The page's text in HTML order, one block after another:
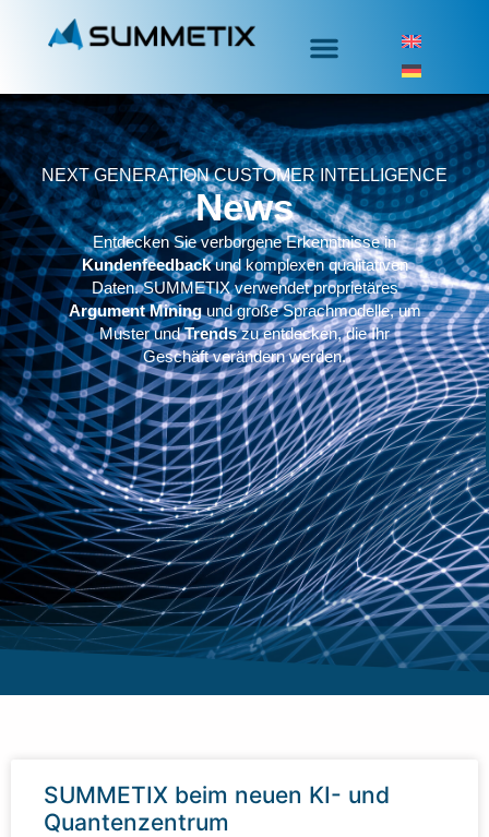
NEXT GENERATION CUSTOMER INTELLIGENCE
News
Entdecken Sie verborgene Erkenntnisse in
Kundenfeedbackund komplexen qualitativen
Daten. SUMMETIX verwendet proprietäres
Argument Miningund große Sprachmodelle, um
Muster undTrendszu entdecken, die Ihr
Geschäft verändern werden.
SUMMETIX beim neuen KI- und
Quantenzentrum